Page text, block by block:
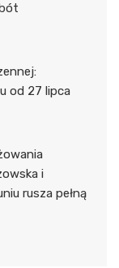
od 27 lipca
i
rusza pełną